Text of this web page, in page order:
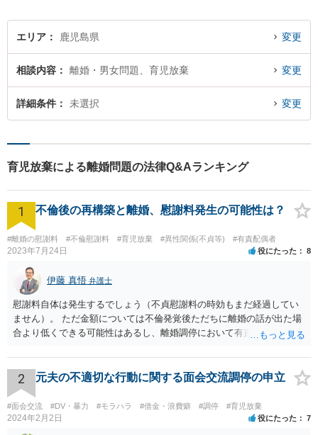
エリア 鹿児島県 変更
相談内容 離婚・男女問題、育児放棄 変更
詳細条件 未選択 変更
育児放棄による離婚問題の法律Q&Aランキング
1 不倫後の再構築と離婚、慰謝料発生の可能性は？
#離婚の慰謝料 #不倫慰謝料 #育児放棄 #異性関係(不貞等) #有責配偶者
2023年7月24日 役にたった 8
伊藤 真悟 弁護士
慰謝料自体は発生するでしょう（不貞慰謝料の時効もまだ経過してい
ません）。 ただ金額については不倫発覚後ただちに離婚の話が出た場
合より低くできる可能性はあるし、離婚調停において有責配偶者の主
主張は考えられます。 養育費なども含めて一度弁護士に相談すること
を勧めます。
2 元夫の不適切な行動に関する面会交流調停の申立
#面会交流 #DV・暴力 #モラハラ #借金・浪費癖 #調停 #育児放棄
2024年2月2日 役にたった 7